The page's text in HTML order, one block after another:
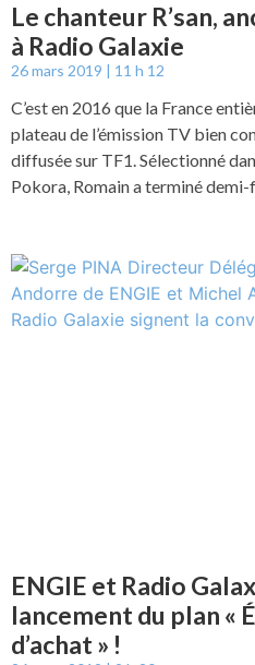
Le chanteur R’san,
à Radio Galaxie
26 mars 2019 11 h 12
C’est en 2016 que la France
plateau de l’émission TV bien
diffusée sur TF1. Sélectionné
Pokora, Romain a terminé demi-
ENGIE et Radio
lancement du plan «
d’achat » !